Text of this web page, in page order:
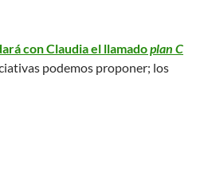
con Claudia el llamadoplan C
podemos proponer; los